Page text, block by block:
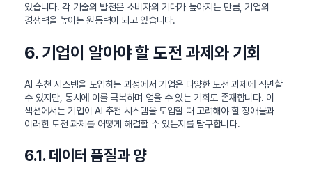
있습니다. 각 기술의 발전은 소비자의 기대가 높아지는 만큼, 기업의
경쟁력을 높이는 원동력이 되고 있습니다.
6. 기업이 알아야 할 도전 과제와 기회
AI 추천 시스템을 도입하는 과정에서 기업은 다양한 도전 과제에 직면할
수 있지만, 동시에 이를 극복하며 얻을 수 있는 기회도 존재합니다. 이
섹션에서는 기업이 AI 추천 시스템을 도입할 때 고려해야 할 장애물과
이러한 도전 과제를 어떻게 해결할 수 있는지를 탐구합니다.
6.1. 데이터 품질과 양